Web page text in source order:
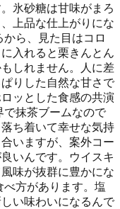
氷砂糖は甘味がまろ
上品な仕上がりにな
ら、見た目はコロ
入れると栗きんとん
しれません。人に差
りした自然な甘さで
ッとした食感の共演
で抹茶ブームなので
ち着いて幸せな気持
いますが、案外コー
いんです。ウイスキ
味が抜群に豊かにな
べ方があります。塩
い味わいになるんで